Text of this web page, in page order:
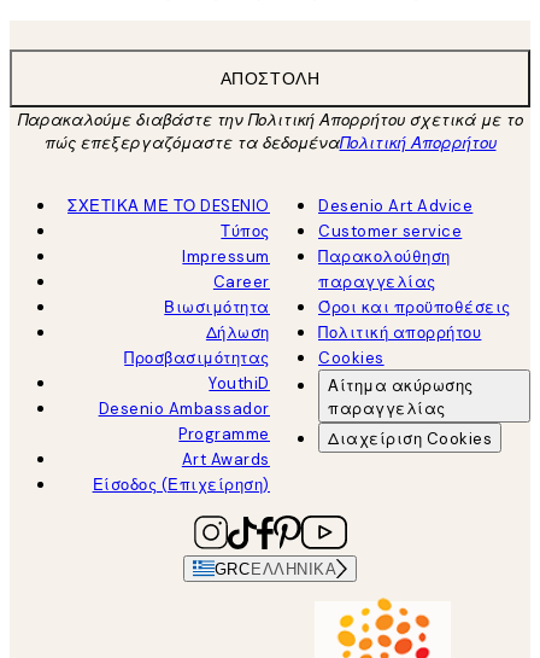
ΑΠΟΣΤΟΛΉ
Παρακαλούμε διαβάστε την Πολιτική Απορρήτου σχετικά με το
πώς επεξεργαζόμαστε τα δεδομέναΠολιτική Απορρήτου
ΣΧΕΤΙΚΑ ΜΕ ΤΟ DESENIO
Τύπος
Impressum
Career
Βιωσιμότητα
Δήλωση
Προσβασιμότητας
YouthiD
Desenio Ambassador
Programme
Art Awards
Είσοδος (Επιχείρηση)
Desenio Art Advice
Customer service
Παρακολούθηση
παραγγελίας
Όροι και προϋποθέσεις
Πολιτική απορρήτου
Cookies
Αίτημα ακύρωσης
παραγγελίας
Διαχείριση Cookies
GRC ΕΛΛΗΝΙΚΆ